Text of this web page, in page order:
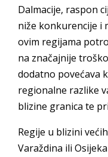
Dalmacije, raspon
niže konkurencije i
ovim regijama
na značajnije
dodatno povećava
regionalne razlike
blizine granica te
Regije u blizini
Varaždina ili